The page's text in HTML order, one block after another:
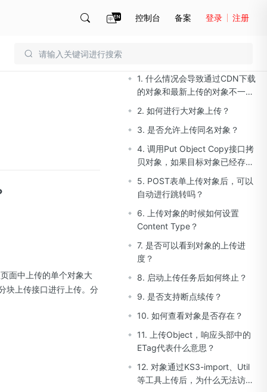
控制台 备案 登录 注册
面中上传的单个对象大
块上传接口进行上传。分
1. 什么情况会导致通过CDN下载
的对象和最新上传的对象不一
2. 如何进行大对象上传？
3. 是否允许上传同名对象？
4. 调用Put Object Copy接口拷
贝对象，如果目标对象已经存
在，如何处理？
5. POST表单上传对象后，可以
自动进行跳转吗？
6. 上传对象的时候如何设置
Content Type？
7. 是否可以看到对象的上传进
度？
8. 启动上传任务后如何终止？
9. 是否支持断点续传？
10. 如何查看对象是否存在？
11. 上传Object，响应头部中的
ETag代表什么意思？
12. 对象通过KS3-import、Util
等工具上传后，为什么无法访